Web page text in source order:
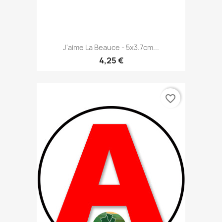
J'aime La Beauce - 5x3.7cm...
4,25 €
favorite_border